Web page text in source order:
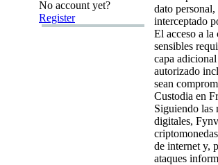
No account yet?
Register
dato personal,
interceptado
El acceso a la
sensibles
capa
autorizado
sean
Custodia en
Siguiendo las
digitales,
de internet y,
ataques